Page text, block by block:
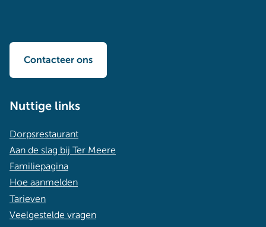
Contacteer ons
Nuttige links
Dorpsrestaurant
Aan de slag bij Ter Meere
Familiepagina
Hoe aanmelden
Tarieven
Veelgestelde vragen